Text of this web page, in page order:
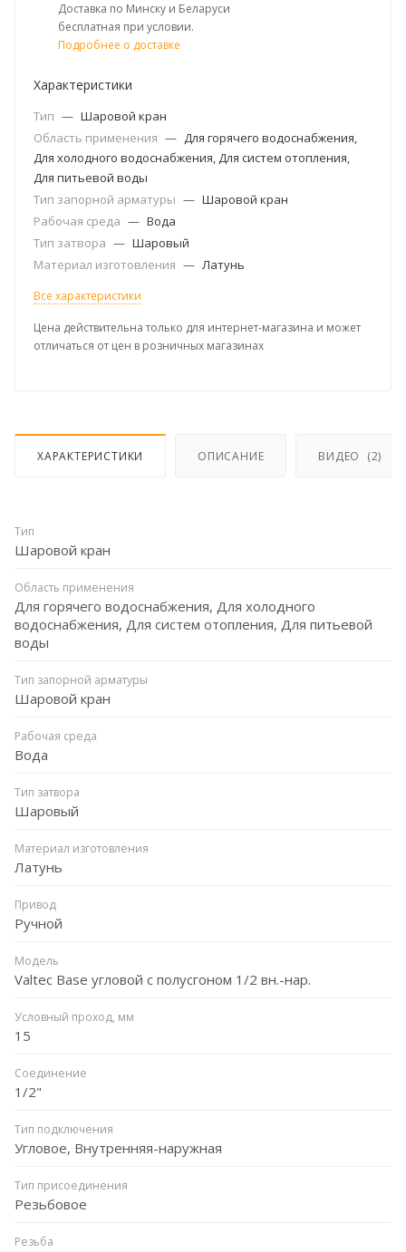
Доставка по Минску и Беларуси
бесплатная при условии.
Подробнее о доставке
Характеристики
Тип — Шаровой кран
Область применения — Для горячего водоснабжения,
Для холодного водоснабжения, Для систем отопления,
Для питьевой воды
Тип запорной арматуры — Шаровой кран
Рабочая среда — Вода
Тип затвора — Шаровый
Материал изготовления — Латунь
Все характеристики
Цена действительна только для интернет-магазина и может
отличаться от цен в розничных магазинах
ХАРАКТЕРИСТИКИ ОПИСАНИЕ ВИДЕО (2)
Тип
Шаровой кран
Область применения
Для горячего водоснабжения, Для холодного
водоснабжения, Для систем отопления, Для питьевой
воды
Тип запорной арматуры
Шаровой кран
Рабочая среда
Вода
Тип затвора
Шаровый
Материал изготовления
Латунь
Привод
Ручной
Модель
Valtec Base угловой с полусгоном 1/2 вн.-нар.
Условный проход, мм
15
Соединение
1/2"
Тип подключения
Угловое, Внутренняя-наружная
Тип присоединения
Резьбовое
Резьба